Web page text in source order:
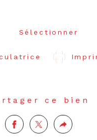
Sélectionner
ce bien